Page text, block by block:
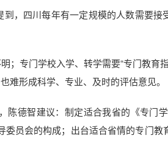
，四川每年有一定规模的人数需要接
；专门学校入学、转学需要“专门教育
形成科学、专业、及时的评估意见。
陈德智建议：制定适合我省的《专门
员会的构成；出台适合省情的专门教